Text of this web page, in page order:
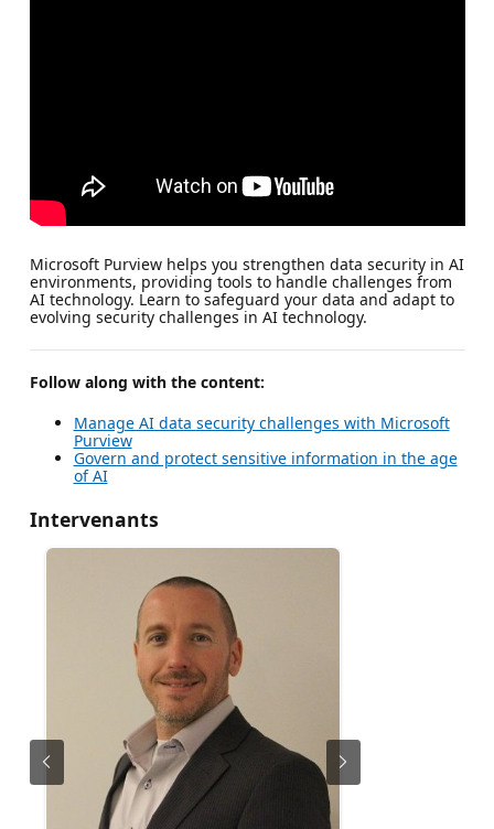
Microsoft Purview helps you strengthen data security in AI
environments, providing tools to handle challenges from
AI technology. Learn to safeguard your data and adapt to
evolving security challenges in AI technology.
Follow along with the content:
Manage AI data security challenges with Microsoft
Purview
Govern and protect sensitive information in the age
of AI
Intervenants